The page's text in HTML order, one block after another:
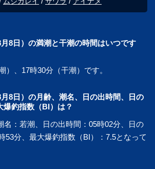
8日）の満潮と干潮の時間はいつです
）、17時30分（干潮）です。
8日）の月齢、潮名、日の出時間、日の
爆釣指数（BI）は？
名：若潮、日の出時間：05時02分、日の
53分、最大爆釣指数（BI）：7.5となって